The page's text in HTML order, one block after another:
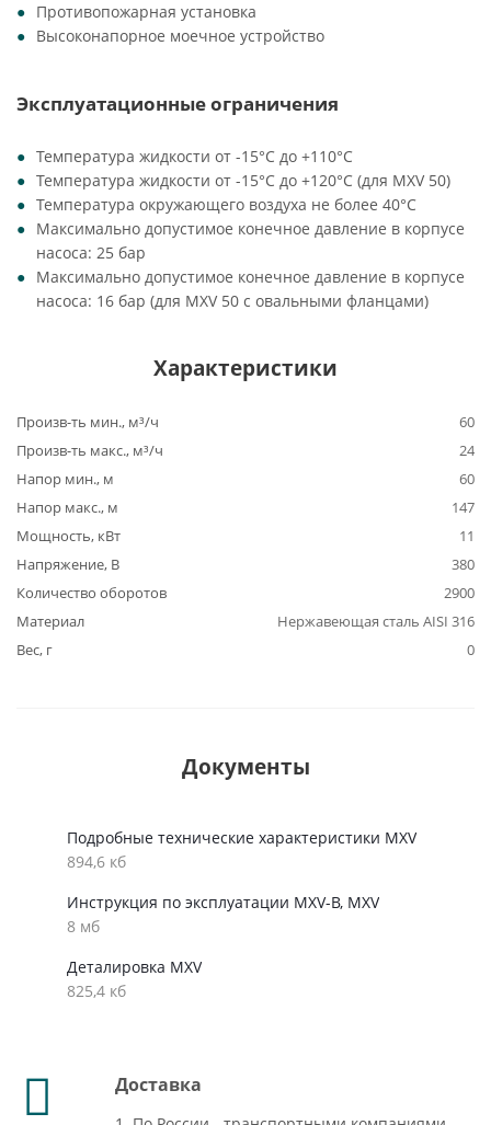
Противопожарная установка
Высоконапорное моечное устройство
Эксплуатационные ограничения
Температура жидкости от -15°C до +110°C
Температура жидкости от -15°C до +120°C (для MXV 50)
Температура окружающего воздуха не более 40°C
Максимально допустимое конечное давление в корпусе
насоса: 25 бар
Максимально допустимое конечное давление в корпусе
насоса: 16 бар (для MXV 50 с овальными фланцами)
Характеристики
Произв-ть мин., м³/ч
60
Произв-ть макс., м³/ч
24
Напор мин., м
60
Напор макс., м
147
Мощность, кВт
11
Напряжение, В
380
Количество оборотов
2900
Материал
Нержавеющая сталь AISI 316
Вес, г
0
Документы
Подробные технические характеристики MXV
894,6 кб
Инструкция по эксплуатации MXV-B, MXV
8 мб
Деталировка MXV
825,4 кб
Доставка